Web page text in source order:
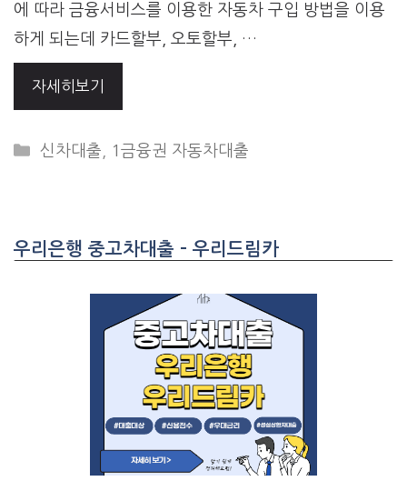
에 따라 금융서비스를 이용한 자동차 구입 방법을 이용
하게 되는데 카드할부, 오토할부, …
자세히보기
CATEGORIES
신차대출 1금융권 자동차대출
우리은행 중고차대출 – 우리드림카